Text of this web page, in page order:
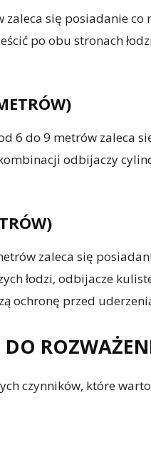
zaleca się posiadanie
po obu stronach
6 do 9 metrów zaleca
odbijaczy
zaleca się
łodzi, odbijacze
ochronę przed
czynników, które